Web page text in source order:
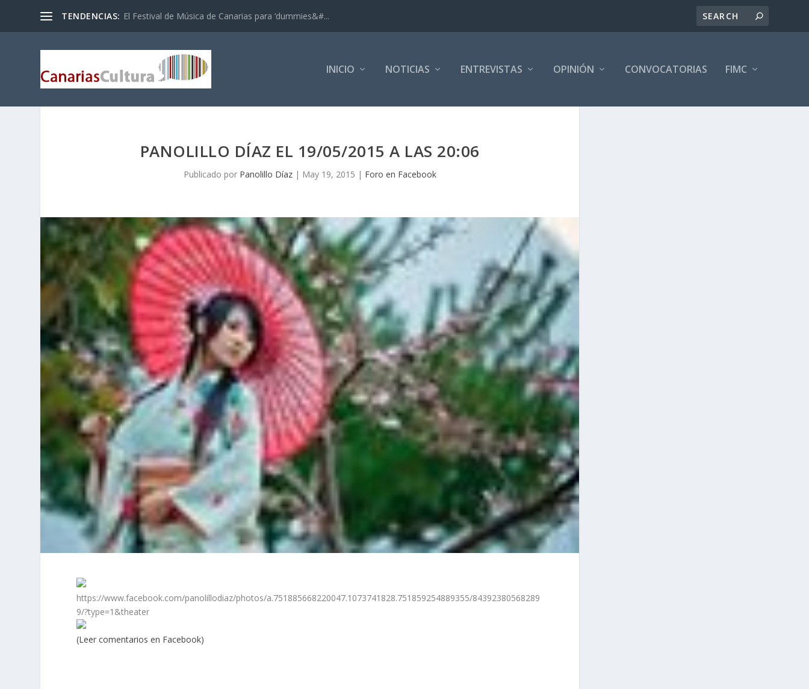
TENDENCIAS: El Festival de Música de Canarias para ‘dummies&#...
INICIO NOTICIAS ENTREVISTAS OPINIÓN CONVOCATORIAS FIMC
PANOLILLO DÍAZ EL 19/05/2015 A LAS 20:06
Publicado por Panolillo Díaz| May 19, 2015 | Foro en Facebook
https://www.facebook.com/panolillodiaz/photos/a.751885668220047.1073741828.751859254889355/84392380568289
9/?type=1&theater
(Leer comentarios en Facebook)